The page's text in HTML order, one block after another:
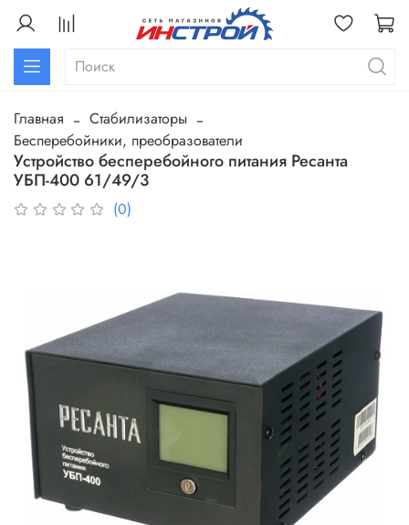
Главная
Стабилизаторы
Бесперебойники, преобразователи
Устройство бесперебойного питания Ресанта
УБП-400 61/49/3
(0)